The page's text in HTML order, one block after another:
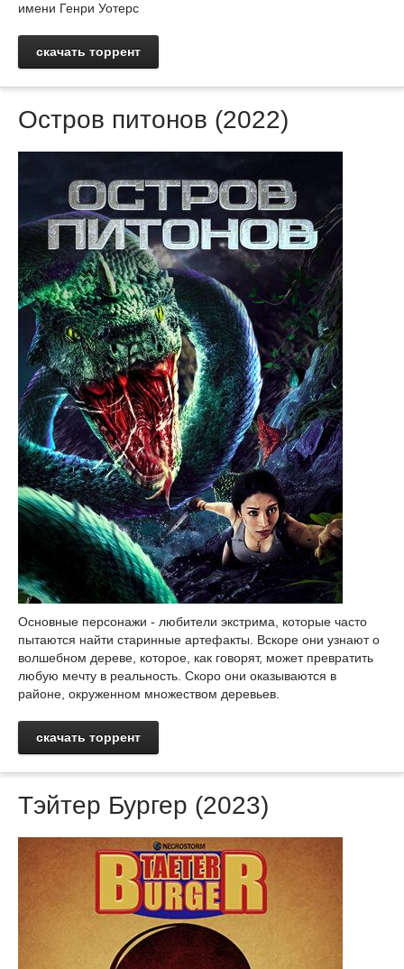
имени Генри Уотерс
скачать торрент
Остров питонов (2022)
Основные персонажи - любители экстрима, которые часто
пытаются найти старинные артефакты. Вскоре они узнают о
волшебном дереве, которое, как говорят, может превратить
любую мечту в реальность. Скоро они оказываются в
районе, окруженном множеством деревьев.
скачать торрент
Тэйтер Бургер (2023)